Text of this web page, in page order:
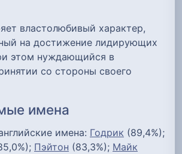
властолюбивый характер,
на достижение лидирующих
этом нуждающийся в
со стороны своего
имена
имена: Годрик (89,4%);
Пэйтон (83,3%); Майк